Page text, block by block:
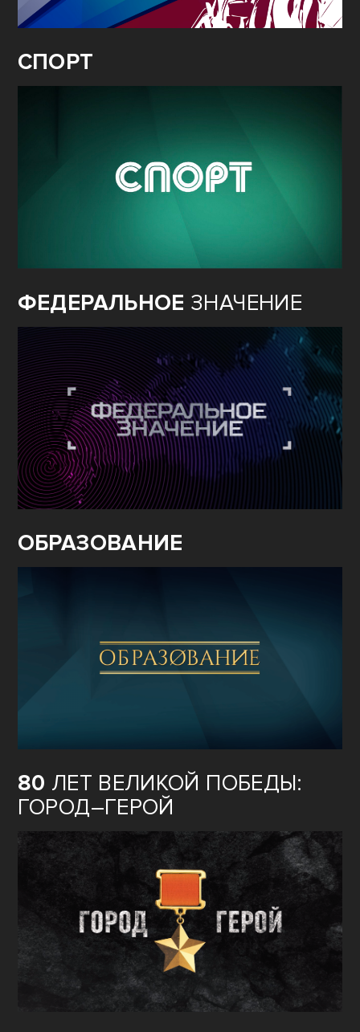
СПОРТ
ФЕДЕРАЛЬНОЕ ЗНАЧЕНИЕ
ОБРАЗОВАНИЕ
80 ЛЕТ ВЕЛИКОЙ ПОБЕДЫ:
ГОРОД–ГЕРОЙ